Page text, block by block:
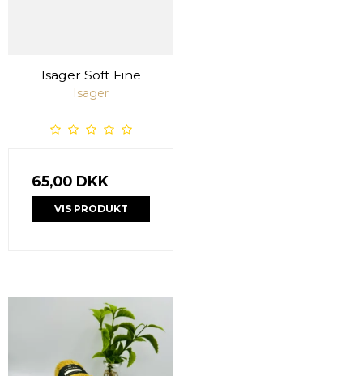
Isager Soft Fine
Isager
65,00 DKK
VIS PRODUKT